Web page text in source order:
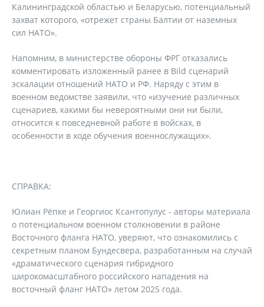
Калининградской областью и Беларусью, потенциальный
захват которого, «отрежет страны Балтии от наземных
сил НАТО».
Напомним, в министерстве обороны ФРГ отказались
комментировать изложенный ранее в Bild сценарий
эскалации отношений НАТО и РФ. Наряду с этим в
военном ведомстве заявили, что «изучение различных
сценариев, какими бы невероятными они ни были,
относится к повседневной работе в войсках, в
особенности в ходе обучения военнослужащих».
СПРАВКА:
Юлиан Рёпке и Георгиос Ксантопулус - авторы материала
о потенциальном военном столкновении в районе
Восточного фланга НАТО, уверяют, что ознакомились с
секретным планом Бундесвера, разработанным на случай
«драматического сценария гибридного
широкомасштабного российского нападения на
восточный фланг НАТО» летом 2025 года.